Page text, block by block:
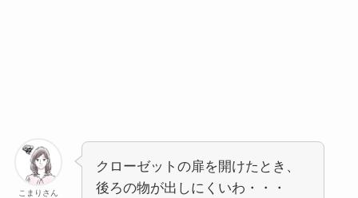
こまりさん
クローゼットの扉を開けたとき、
後ろの物が出しにくいわ・・・